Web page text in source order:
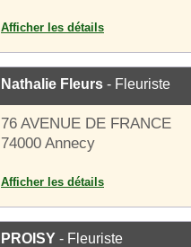
Afficher les détails
Nathalie Fleurs - Fleuriste
76 AVENUE DE FRANCE
74000 Annecy
Afficher les détails
PROISY - Fleuriste